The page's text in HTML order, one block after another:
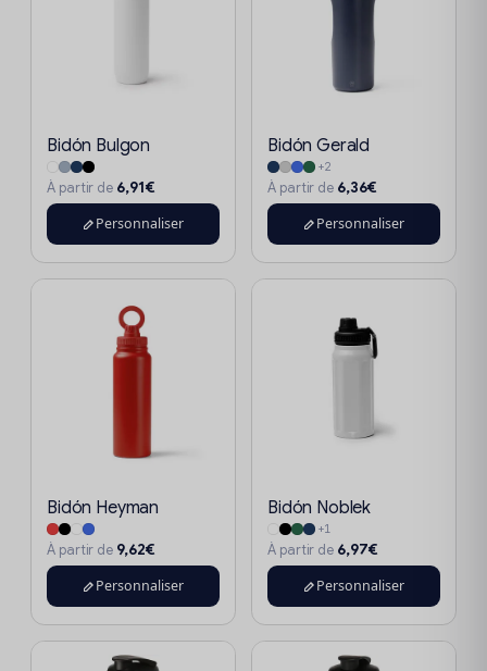
Bidón Bulgon
À partir de 6,91€
Personnaliser
Bidón Gerald
+2
À partir de 6,36€
Personnaliser
Bidón Heyman
À partir de 9,62€
Personnaliser
Bidón Noblek
+1
À partir de 6,97€
Personnaliser